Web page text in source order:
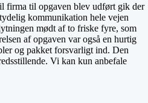
firma til opgaven blev udført gik der
kommunikation hele vejen
mødt af to friske fyre, som
af opgaven var også en hurtig
og pakket forsvarligt ind. Den
Vi kan kun anbefale